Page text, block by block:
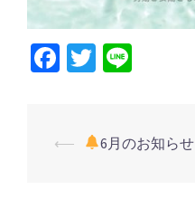
Facebook
Twitter
投
⟵ 6月のお知らせ